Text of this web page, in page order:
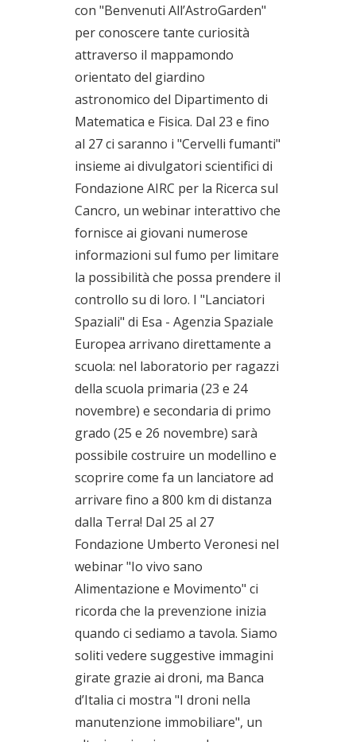
con "Benvenuti All’AstroGarden"
per conoscere tante curiosità
attraverso il mappamondo
orientato del giardino
astronomico del Dipartimento di
Matematica e Fisica. Dal 23 e fino
al 27 ci saranno i "Cervelli fumanti"
insieme ai divulgatori scientifici di
Fondazione AIRC per la Ricerca sul
Cancro, un webinar interattivo che
fornisce ai giovani numerose
informazioni sul fumo per limitare
la possibilità che possa prendere il
controllo su di loro. I "Lanciatori
Spaziali" di Esa - Agenzia Spaziale
Europea arrivano direttamente a
scuola: nel laboratorio per ragazzi
della scuola primaria (23 e 24
novembre) e secondaria di primo
grado (25 e 26 novembre) sarà
possibile costruire un modellino e
scoprire come fa un lanciatore ad
arrivare fino a 800 km di distanza
dalla Terra! Dal 25 al 27
Fondazione Umberto Veronesi nel
webinar "Io vivo sano
Alimentazione e Movimento" ci
ricorda che la prevenzione inizia
quando ci sediamo a tavola. Siamo
soliti vedere suggestive immagini
girate grazie ai droni, ma Banca
d’Italia ci mostra "I droni nella
manutenzione immobiliare", un